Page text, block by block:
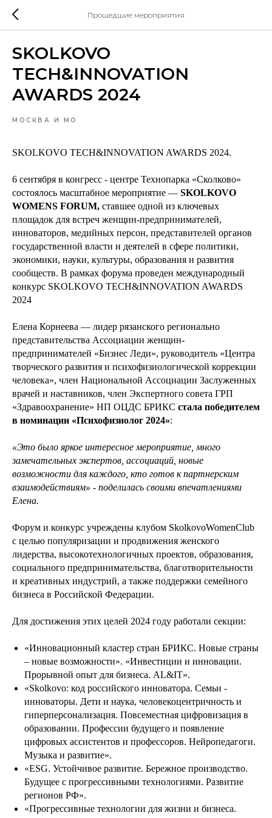
Прошедшие мероприятия
SKOLKOVO
TECH&INNOVATION
AWARDS 2024
МОСКВА И МО
SKOLKOVO TECH&INNOVATION AWARDS 2024.
6 сентября в конгресс - центре Технопарка «Сколково»
состоялось масштабное мероприятие — SKOLKOVO
WOMENS FORUM, ставшее одной из ключевых
площадок для встреч женщин-предпринимателей,
инноваторов, медийных персон, представителей органов
государственной власти и деятелей в сфере политики,
экономики, науки, культуры, образования и развития
сообществ. В рамках форума проведен международный
конкурс SKOLKOVO TECH&INNOVATION AWARDS
2024
Елена Корнеева — лидер рязанского регионально
представительства Ассоциации женщин-
предпринимателей «Бизнес Леди», руководитель «Центра
творческого развития и психофизиологической коррекции
человека», член Национальной Ассоциации Заслуженных
врачей и наставников, член Экспертного совета ГРП
«Здравоохранение» НП ОЦДС БРИКС стала победителем
в номинации «Психофизиолог 2024»:
«Это было яркое интересное мероприятие, много
замечательных экспертов, ассоциаций, новые
возможности для каждого, кто готов к партнерским
взаимодействиям» - поделилась своими впечатлениями
Елена.
Форум и конкурс учреждены клубом SkolkovoWomenClub
с целью популяризации и продвижения женского
лидерства, высокотехнологичных проектов, образования,
социального предпринимательства, благотворительности
и креативных индустрий, а также поддержки семейного
бизнеса в Российской Федерации.
Для достижения этих целей 2024 году работали секции:
«Инновационный кластер стран БРИКС. Новые страны
– новые возможности». «Инвестиции и инновации.
Прорывной опыт для бизнеса. AL&IT».
«Skolkovo: код российского инноватора. Семьи -
инноваторы. Дети и наука, человекоцентричность и
гиперперсонализация. Повсеместная цифровизация в
образовании. Профессии будущего и появление
цифровых ассистентов и профессоров. Нейропедагоги.
Музыка и развитие».
«ESG. Устойчивое развитие. Бережное производство.
Будущее с прогрессивными технологиями. Развитие
регионов РФ».
«Прогрессивные технологии для жизни и бизнеса.